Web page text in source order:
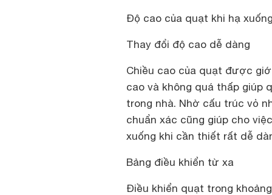
Độ cao của quạt khi hạ
Thay đổi độ cao dễ dàng
Chiều cao của quạt được
cao và không quá thấp giúp
trong nhà. Nhờ cấu trúc vỏ
chuẩn xác cũng giúp cho
xuống khi cần thiết rất dễ
Bảng điều khiển từ xa
Điều khiển quạt trong